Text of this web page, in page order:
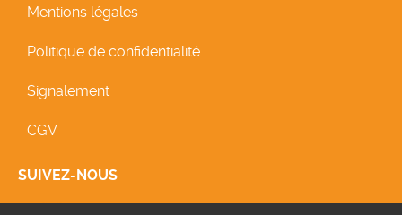
Mentions légales
Politique de confidentialité
Signalement
CGV
SUIVEZ-NOUS